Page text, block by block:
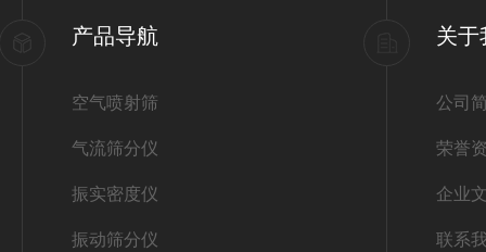
产品导航
空气喷射筛
气流筛分仪
振实密度仪
振动筛分仪
关于
公司
荣誉
企业
联系